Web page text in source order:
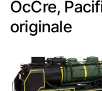
OcCre,
originale